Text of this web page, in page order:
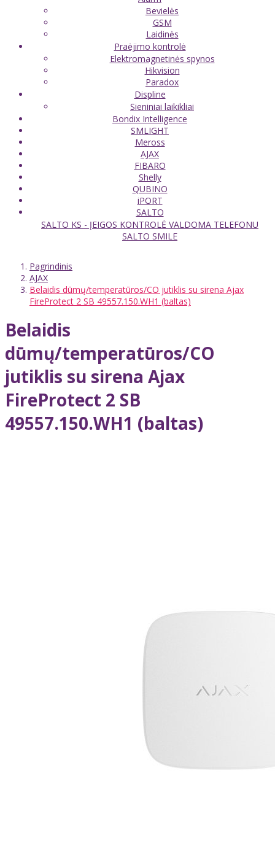
Bevielės
GSM
Laidinės
Praėjimo kontrolė
Elektromagnetinės spynos
Hikvision
Paradox
Displine
Sieniniai laikikliai
Bondix Intelligence
SMLIGHT
Meross
AJAX
FIBARO
Shelly
QUBINO
iPORT
SALTO
SALTO KS - ĮEIGOS KONTROLĖ VALDOMA TELEFONU
SALTO SMILE
Pagrindinis
AJAX
Belaidis dūmų/temperatūros/CO jutiklis su sirena Ajax
FireProtect 2 SB 49557.150.WH1 (baltas)
Belaidis
dūmų/temperatūros/CO
jutiklis su sirena Ajax
FireProtect 2 SB
49557.150.WH1 (baltas)